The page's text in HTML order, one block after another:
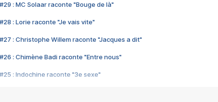
#29 : MC Solaar raconte "Bouge de là"
#28 : Lorie raconte "Je vais vite"
#27 : Christophe Willem raconte "Jacques a dit"
#26 : Chimène Badi raconte "Entre nous"
#25 : Indochine raconte "3e sexe"